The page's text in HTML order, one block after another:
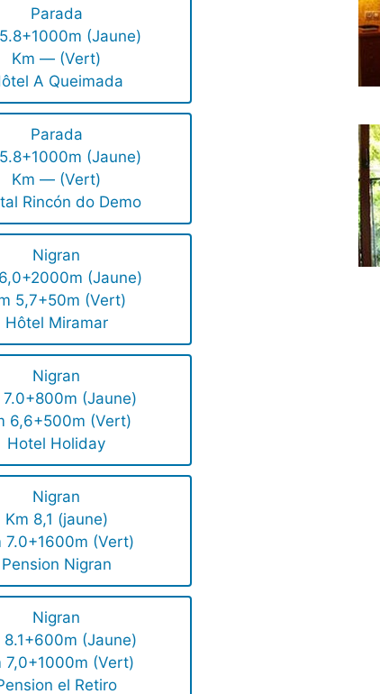
Parada
(Jaune)
Km — (Vert)
A Queimada
Parada
(Jaune)
Km — (Vert)
Rincón do Demo
Nigran
(Jaune)
5,7+50m (Vert)
Hôtel Miramar
Nigran
7.0+800m (Jaune)
6,6+500m (Vert)
Hotel Holiday
Nigran
Km 8,1 (jaune)
7.0+1600m (Vert)
Pension Nigran
Nigran
8.1+600m (Jaune)
7,0+1000m (Vert)
el Retiro